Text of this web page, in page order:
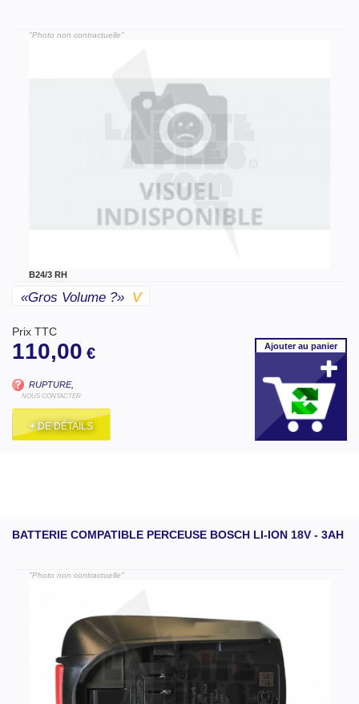
"Photo non contractuelle"
B24/3 RH
«gros Volume ?» V
Prix TTC
110,00 €
RUPTURE,
NOUS CONTACTER
+ DE DÉTAILS
Ajouterau panier
BATTERIE COMPATIBLE PERCEUSE BOSCH LI-ION 18V - 3AH
"Photo non contractuelle"